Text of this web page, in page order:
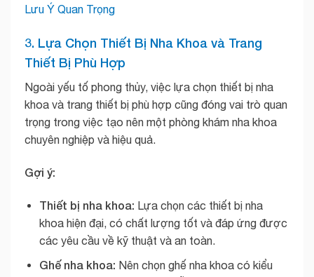
Lưu Ý Quan Trọng
3. Lựa Chọn Thiết Bị Nha Khoa và Trang
Thiết Bị Phù Hợp
Ngoài yếu tố phong thủy, việc lựa chọn thiết bị nha
khoa và trang thiết bị phù hợp cũng đóng vai trò quan
trọng trong việc tạo nên một phòng khám nha khoa
chuyên nghiệp và hiệu quả.
Gợi ý:
Thiết bị nha khoa: Lựa chọn các thiết bị nha
khoa hiện đại, có chất lượng tốt và đáp ứng được
các yêu cầu về kỹ thuật và an toàn.
Ghế nha khoa: Nên chọn ghế nha khoa có kiểu